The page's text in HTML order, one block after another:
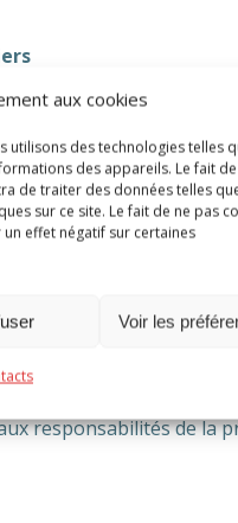
aux cookies
utilisons des technologies telles
des appareils. Le fait de
de traiter des données telles
sur ce site. Le fait de ne pas
effet négatif sur certaines
Voir les
embrasser un
les soldats du feu et
et la discrétion.
cadre professionnel.
intérêts, dans un esprit
positif de chaque
responsabilités de la